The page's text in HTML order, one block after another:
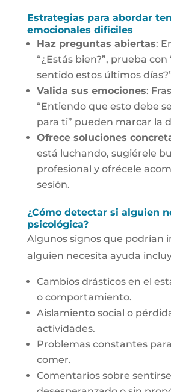
Estrategias para abordar
emocionales difíciles
Haz preguntas abiertas:
“¿Estás bien?”, prueba con
sentido estos últimos
Valida sus emociones:
“Entiendo que esto debe
para ti” pueden marcar la
Ofrece soluciones
está luchando, sugiérele
profesional y ofrécele
sesión.
¿Cómo detectar si alguien
psicológica?
Algunos signos que podrían
alguien necesita ayuda
Cambios drásticos en el
o comportamiento.
Aislamiento social o
actividades.
Problemas constantes
comer.
Comentarios sobre sentirse